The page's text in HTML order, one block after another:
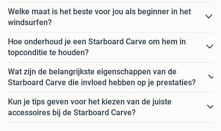
Welke maat is het beste voor jou als beginner in het
windsurfen?
Hoe onderhoud je een Starboard Carve om hem in
topconditie te houden?
Wat zijn de belangrijkste eigenschappen van de
Starboard Carve die invloed hebben op je prestaties?
Kun je tips geven voor het kiezen van de juiste
accessoires bij de Starboard Carve?